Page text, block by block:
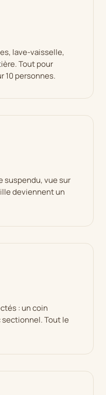
lave-vaisselle,
Tout pour
10 personnes.
suspendu, vue sur
deviennent un
: un coin
Tout le